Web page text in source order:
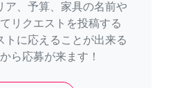
ア、予算、家具の名前や
リクエストを投稿する
トに応えることが出来る
ら応募が来ます！